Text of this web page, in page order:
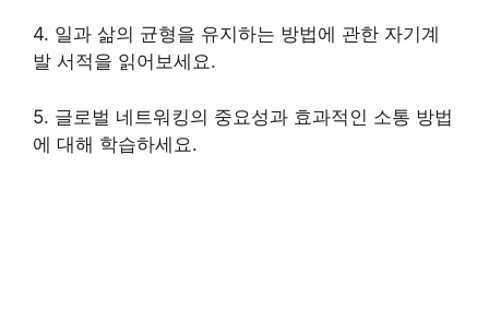
4. 일과 삶의 균형을 유지하는 방법에 관한 자기계
발 서적을 읽어보세요.
5. 글로벌 네트워킹의 중요성과 효과적인 소통 방법
에 대해 학습하세요.